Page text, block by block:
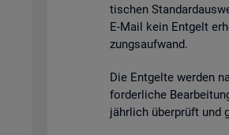
ti­schen
E-Mail kein Ent­gelt
zungs­auf­wand.
Die Ent­gel­te wer­den
for­der­li­che
jähr­lich über­prüft und